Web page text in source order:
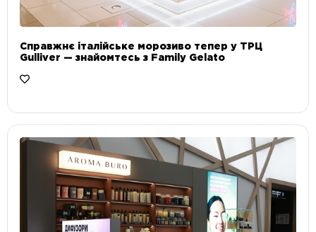
Справжнє італійське морозиво тепер у ТРЦ
Gulliver — знайомтесь з Family Gelato